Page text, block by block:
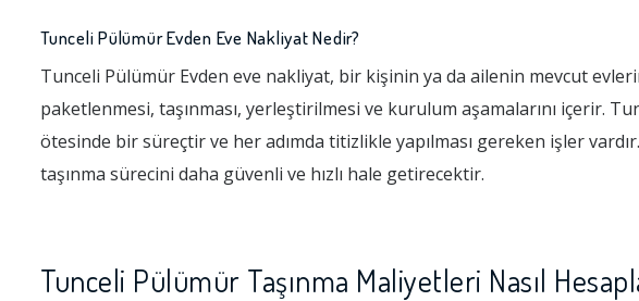
Tunceli Pülümür Evden Eve Nakliyat Nedir?
Tunceli Pülümür Evden eve nakliyat, bir kişinin ya da ailenin mevcut
paketlenmesi, taşınması, yerleştirilmesi ve kurulum aşamalarını içerir.
ötesinde bir süreçtir ve her adımda titizlikle yapılması gereken işler
taşınma sürecini daha güvenli ve hızlı hale getirecektir.
Tunceli Pülümür Taşınma Maliyetleri Nasıl